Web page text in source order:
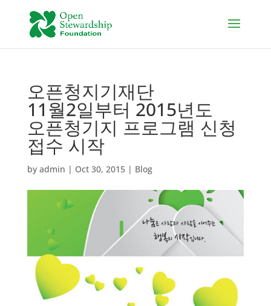
오픈청지기재단
11월2일부터 2015년도
오픈청기지 프로그램 신청
접수 시작
by admin | Oct 30, 2015| Blog